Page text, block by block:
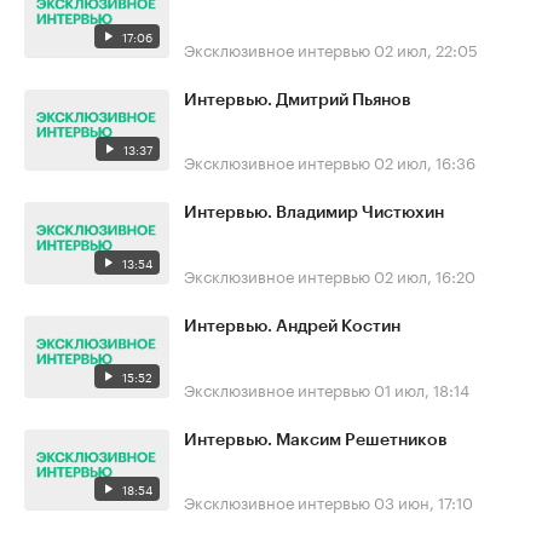
17:06 Эксклюзивное интервью 02 июл, 22:05
13:37
Интервью. Дмитрий Пьянов
Эксклюзивное интервью 02 июл, 16:36
13:54
Интервью. Владимир Чистюхин
Эксклюзивное интервью 02 июл, 16:20
15:52
Интервью. Андрей Костин
Эксклюзивное интервью 01 июл, 18:14
18:54
Интервью. Максим Решетников
Эксклюзивное интервью 03 июн, 17:10